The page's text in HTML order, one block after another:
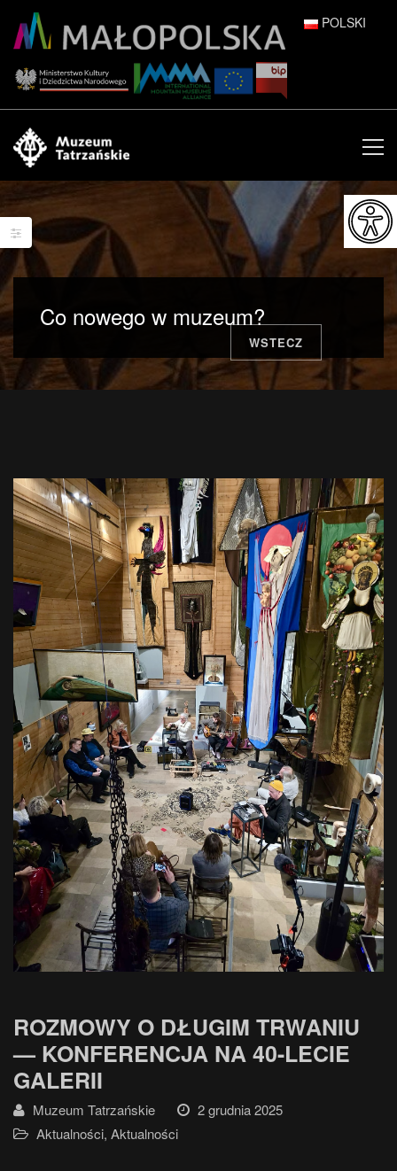
POLSKI
ENGLISH
ESPAÑOL
FRANÇAIS
ITALIANO
日本語
Co nowego w muzeum?
WSTECZ
ROZMOWY O DŁUGIM TRWANIU
— KONFERENCJA NA 40-LECIE
GALERII
Muzeum Tatrzańskie
2 grudnia 2025
Aktualności, Aktualności